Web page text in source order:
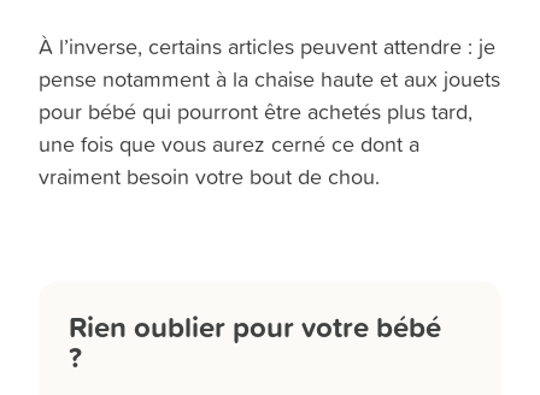
À l’inverse, certains articles peuvent attendre : je
pense notamment à la chaise haute et aux jouets
pour bébé qui pourront être achetés plus tard,
une fois que vous aurez cerné ce dont a
vraiment besoin votre bout de chou.
Rien oublier pour votre bébé
?